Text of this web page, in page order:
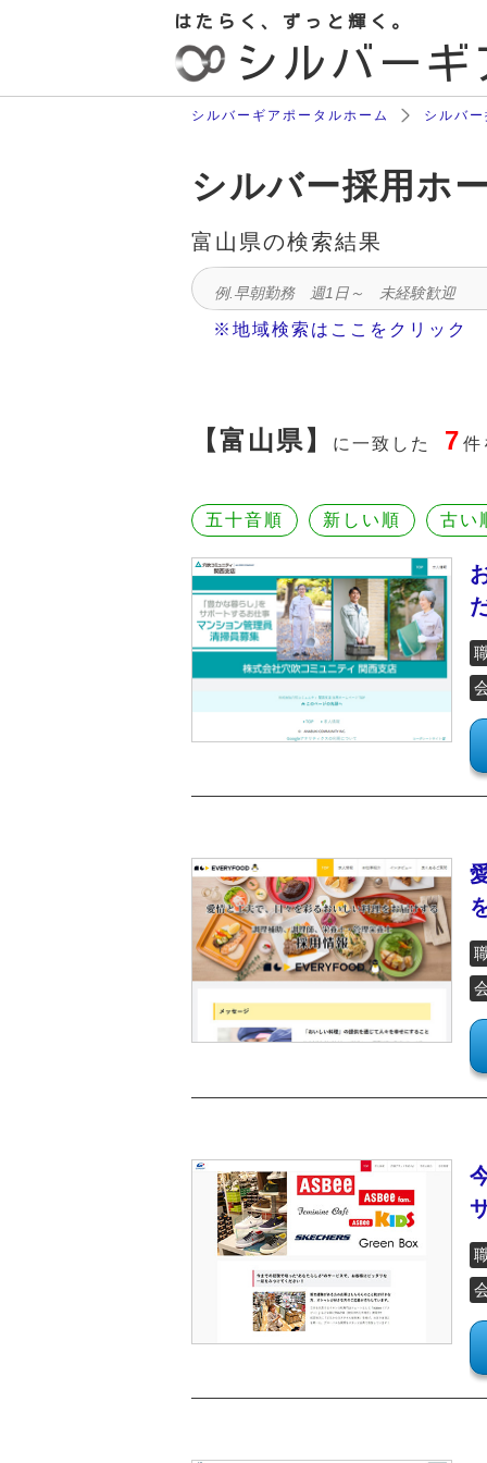
シルバーギ
はたらく、ずっと輝く。
シルバーギアポータルホーム シルバ
シルバー採用ホ
富山県の検索結果
※地域検索はここをクリック
【富山県】 に一致した 7 件
五十音順 新しい順 古い